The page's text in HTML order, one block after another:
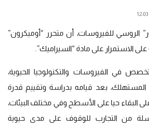
الروسي للفيروسات، أن متحرر “أوميكرون”
الاستمرار على مادة “السيراميك”.
في الفيروسات والتكنولوجيا الحيوية،
المستهلك، بعد قيامه بدراسة وتقييم قدرة
البقاء حيا على الأسطح وفي مختلف البيئات،
من التجارب للوقوف على مدى حيوية